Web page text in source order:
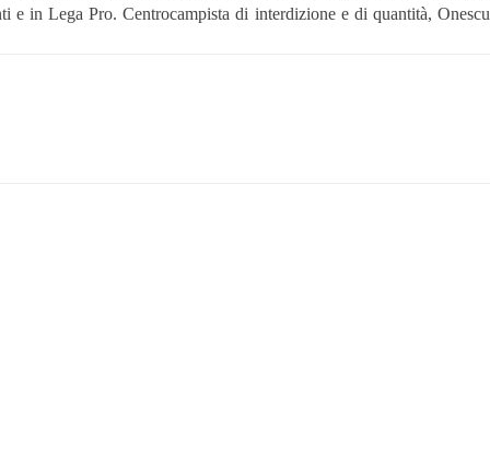
e in Lega Pro. Centrocampista di interdizione e di quantità, Onescu